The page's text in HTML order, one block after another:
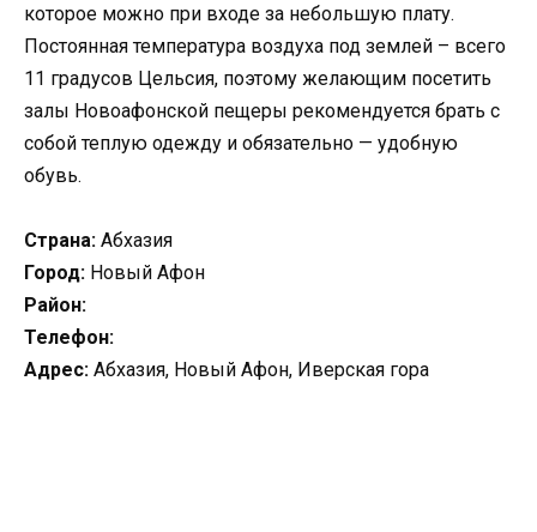
которое можно при входе за небольшую плату.
Постоянная температура воздуха под землей – всего
11 градусов Цельсия, поэтому желающим посетить
залы Новоафонской пещеры рекомендуется брать с
собой теплую одежду и обязательно — удобную
обувь.
Страна: Абхазия
Город: Новый Афон
Район:
Телефон:
Адрес: Абхазия, Новый Афон, Иверская гора